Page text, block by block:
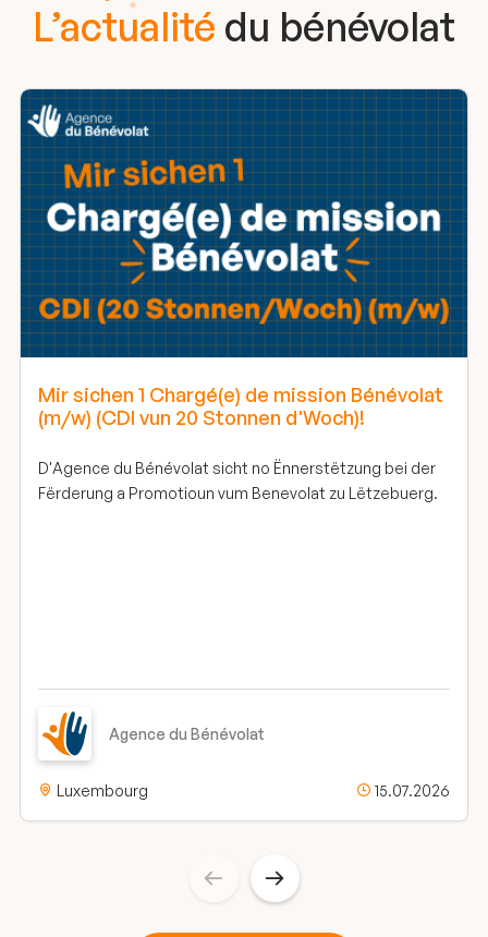
L’actualité du bénévolat
Mir sichen 1 Chargé(e) de mission Bénévolat
(m/w) (CDI vun 20 Stonnen d'Woch)!
D'Agence du Bénévolat sicht no Ënnerstëtzung bei der
Fërderung a Promotioun vum Benevolat zu Lëtzebuerg.
Agence du Bénévolat
Luxembourg 15.07.2026